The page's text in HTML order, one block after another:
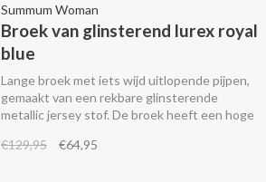
Summum Woman
Broek van glinsterend lurex royal
blue
Lange broek met iets wijd uitlopende pijpen,
gemaakt van een rekbare glinsterende
metallic jersey stof. De broek heeft een hoge
steekzakken aan de zijkant. Combineer het
€129,95 €64,95